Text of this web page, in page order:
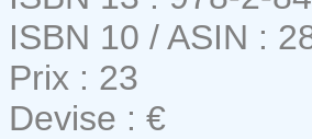
ISBN 10 / ASIN :
Prix : 23
Devise : €